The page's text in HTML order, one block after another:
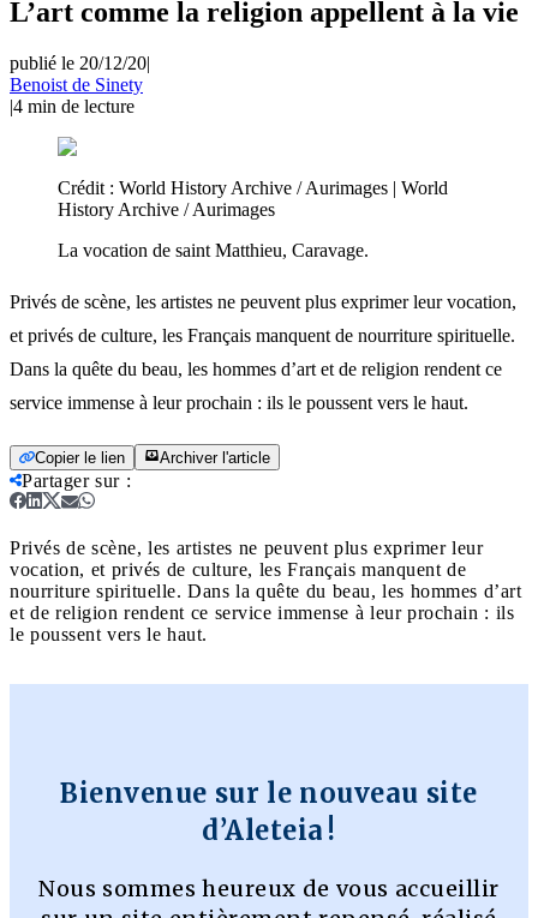
L’art comme la religion appellent à la vie
publié le 20/12/20|
Benoist de Sinety
|4 min de lecture
Crédit : World History Archive / Aurimages | World
History Archive / Aurimages
La vocation de saint Matthieu, Caravage.
Privés de scène, les artistes ne peuvent plus exprimer leur vocation,
et privés de culture, les Français manquent de nourriture spirituelle.
Dans la quête du beau, les hommes d’art et de religion rendent ce
service immense à leur prochain : ils le poussent vers le haut.
Copier le lien Archiver l'article
Partager sur:
Privés de scène, les artistes ne peuvent plus exprimer leur
vocation, et privés de culture, les Français manquent de
nourriture spirituelle. Dans la quête du beau, les hommes d’art
et de religion rendent ce service immense à leur prochain : ils
le poussent vers le haut.
Bienvenue sur le nouveau site
d’Aleteia !
Nous sommes heureux de vous accueillir